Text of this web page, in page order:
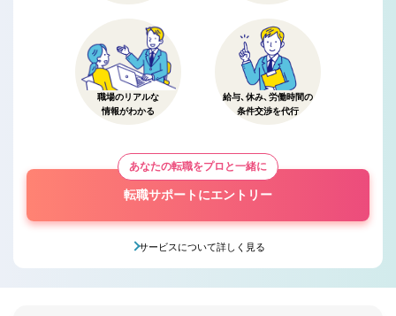
職場のリアルな
情報がわかる
給与、休み、労働時間の
条件交渉を代行
あなたの転職をプロと一緒に
転職サポートにエントリー
サービスについて詳しく見る